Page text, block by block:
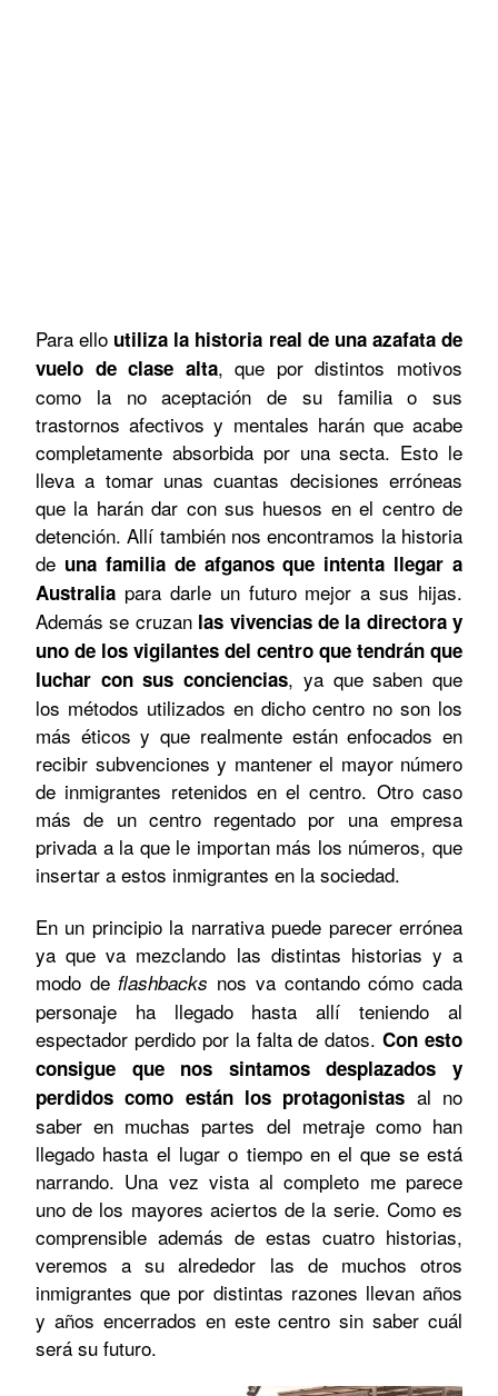
Para ello utiliza la historia real de una azafata de
vuelo de clase alta, que por distintos motivos
como la no aceptación de su familia o sus
trastornos afectivos y mentales harán que acabe
completamente absorbida por una secta. Esto le
lleva a tomar unas cuantas decisiones erróneas
que la harán dar con sus huesos en el centro de
detención. Allí también nos encontramos la historia
de una familia de afganos que intenta llegar a
Australia para darle un futuro mejor a sus hijas.
Además se cruzanlas vivencias de la directora y
uno de los vigilantes del centro que tendrán que
luchar con sus conciencias, ya que saben que
los métodos utilizados en dicho centro no son los
más éticos y que realmente están enfocados en
recibir subvenciones y mantener el mayor número
de inmigrantes retenidos en el centro. Otro caso
más de un centro regentado por una empresa
privada a la que le importan más los números, que
insertar a estos inmigrantes en la sociedad.
En un principio la narrativa puede parecer errónea
ya que va mezclando las distintas historias y a
modo de flashbacks nos va contando cómo cada
personaje ha llegado hasta allí teniendo al
espectador perdido por la falta de datos.Con esto
consigue que nos sintamos desplazados y
perdidos como están los protagonistas al no
saber en muchas partes del metraje como han
llegado hasta el lugar o tiempo en el que se está
narrando. Una vez vista al completo me parece
uno de los mayores aciertos de la serie. Como es
comprensible además de estas cuatro historias,
veremos a su alrededor las de muchos otros
inmigrantes que por distintas razones llevan años
y años encerrados en este centro sin saber cuál
será su futuro.